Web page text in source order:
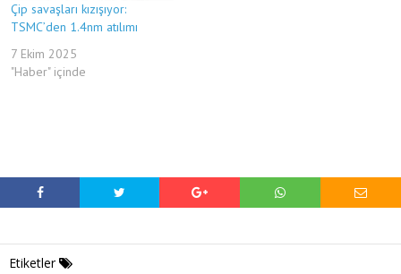
Çip savaşları kızışıyor:
TSMC’den 1.4nm atılımı
7 Ekim 2025
"Haber" içinde
Etiketler